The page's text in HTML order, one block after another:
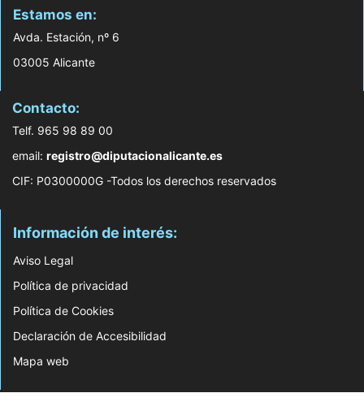
Estamos en:
Avda. Estación, nº 6
03005 Alicante
Contacto:
Telf. 965 98 89 00
email: registro@diputacionalicante.es
CIF: P0300000G -Todos los derechos reservados
Información de interés:
Aviso Legal
Política de privacidad
Política de Cookies
Declaración de Accesibilidad
Mapa web